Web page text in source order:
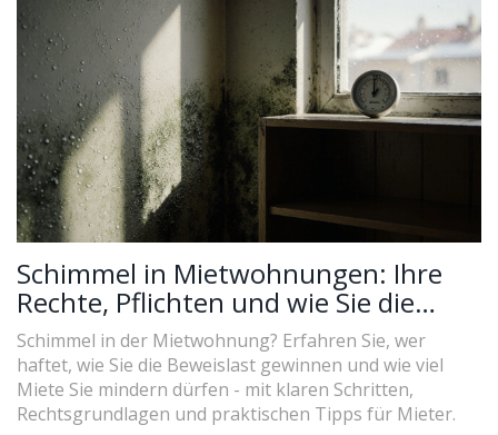
Schimmel in Mietwohnungen: Ihre
Rechte, Pflichten und wie Sie die
Beweislast gewinnen
Schimmel in der Mietwohnung? Erfahren Sie, wer
haftet, wie Sie die Beweislast gewinnen und wie viel
Miete Sie mindern dürfen - mit klaren Schritten,
Rechtsgrundlagen und praktischen Tipps für Mieter.